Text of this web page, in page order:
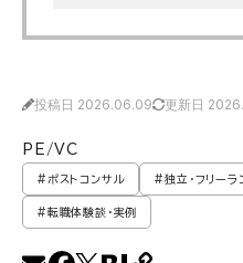
投稿日 2026.06.09 更新日
PE/VC
#ポストコンサル #独立・フリーラ
#転職体験談・実例